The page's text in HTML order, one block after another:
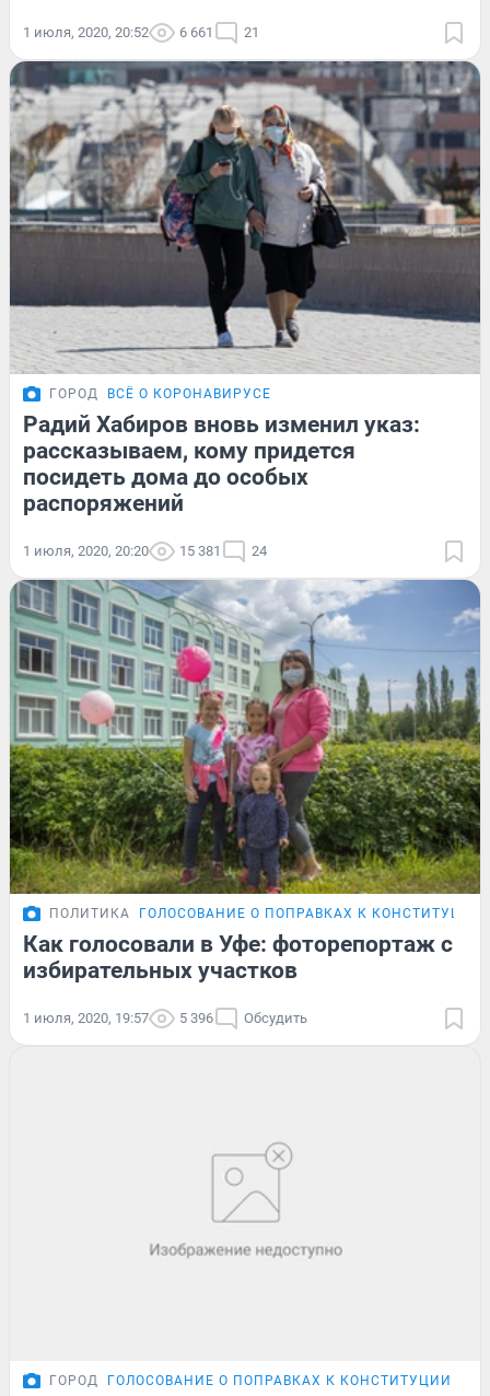
1 июля, 2020, 20:52 6 661 21
ГОРОД ВСЁ О КОРОНАВИРУСЕ
Радий Хабиров вновь изменил указ:
рассказываем, кому придется
посидеть дома до особых
распоряжений
1 июля, 2020, 20:20 15 381 24
ПОЛИТИКА ГОЛОСОВАНИЕ О ПОПРАВКАХ К КОНСТИТУЦИИ
Как голосовали в Уфе: фоторепортаж с
избирательных участков
1 июля, 2020, 19:57 5 396 Обсудить
ГОРОД ГОЛОСОВАНИЕ О ПОПРАВКАХ К КОНСТИТУЦИИ